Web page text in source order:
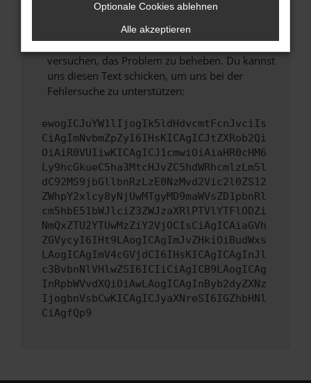
Wende dich an den Webseitenbetreiber.
Wenn du alle oben genannten Schritte versucht
hast, kontaktiere uns bitte. Wir werden
versuchen, das Problem zu beheben. Du kannst
uns diesen Text schicken, um uns bei der
Fehlersuche zu unterstützen:
ewogICJuYW1lIjogIk5ldHdvcmtFcnJvciIs
CiAgImNvbmZpZyI6IHsKICAgICJtZXRob2Qi
OiAiR0VUIiwKICAgICJ1cmwiOiAiaHR0cHM6
Ly9hcGkueC5ha3MtcHJvZC5hdWRhcmlzLm5l
dC92MS9jbGllbnRzLzE0NzMvd2Vic2l0ZS12
ZWhpY2xlcy8yNjUwMTgyMD9maWVsZD1pbnRl
cm5hbE51bWJlciZ3ZWJzaXRlPTVlYTFlODZi
NmQxZTU2YTUwMzZiY2VjOCIsCiAgICAiaGVh
ZGVycyI6IHt9LAogICAgImJvZHkiOiBudWxs
LAogICAgImV4cGVjdCI6IHsKICAgICAgInJl
c3BvbnNlVHlwZSI6ICIiCiAgICB9LAogICAg
InRpbWVvdXQiOiAwLAogICAgInByb2dyZXNz
IjogbnVsbCwKICAgICJyaXNreSI6IGZhbHNl
CiAgfQp9
Optionale Cookies ablehnen
Alle akzeptieren